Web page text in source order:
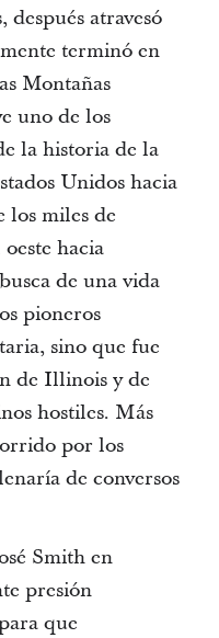
atravesó
terminó en
Montañas
uno de los
la historia de la
Unidos hacia
los miles de
hacia
de una vida
pioneros
sino que fue
de Illinois y de
hostiles. Más
por los
de conversos
Smith en
presión
que